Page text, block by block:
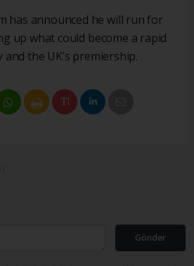
has announced he will run for
up what could become a rapid
the UK’s premiership.
Gönder